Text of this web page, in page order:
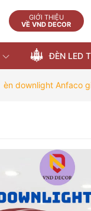
GIỚI THIỆU
VỀ VND DECOR
ĐÈN LED
èn downlight Anfaco